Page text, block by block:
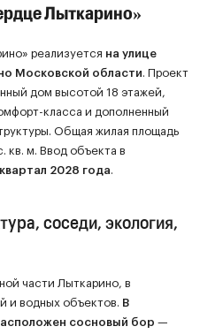
Лыткарино»
реализуется на улице
Московской области . Проект
дом высотой 18 этажей,
класса и дополненный
Общая жилая площадь
кв. м. Ввод объекта в
2028 года
соседи, экология,
части Лыткарино, в
и водных объектов. В
сосновый бор —